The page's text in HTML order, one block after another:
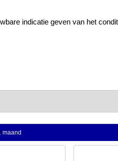
indicatie geven van het
maand